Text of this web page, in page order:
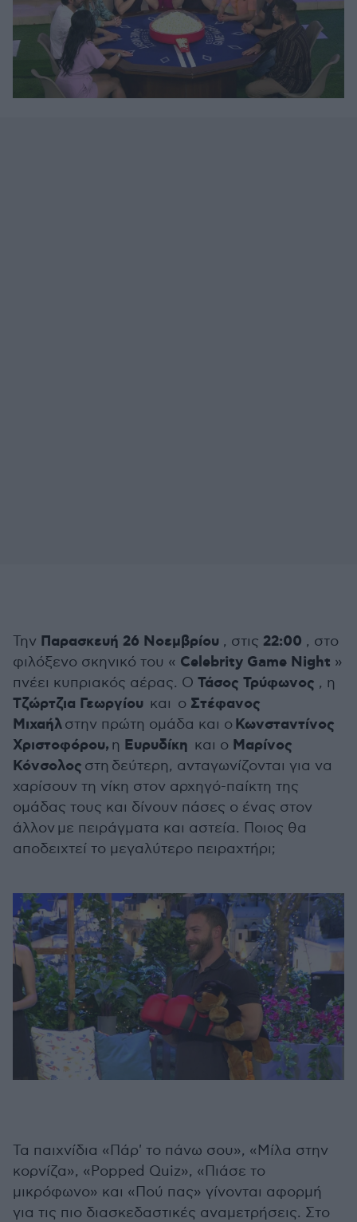
Την Παρασκευή 26 Νοεμβρίου , στις 22:00 , στο
φιλόξενο σκηνικό του « Celebrity Game Night »
πνέει κυπριακός αέρας. Ο Τάσος Τρύφωνος , η
Τζώρτζια Γεωργίου και ο Στέφανος
Μιχαήλστην πρώτη ομάδα και οΚωνσταντίνος
Χριστοφόρου, η Ευρυδίκη και ο Μαρίνος
Κόνσολος στη δεύτερη, ανταγωνίζονται για να
χαρίσουν τη νίκη στον αρχηγό-παίκτη της
ομάδας τους και δίνουν πάσες ο ένας στον
άλλον με πειράγματα και αστεία. Ποιος θα
αποδειχτεί το μεγαλύτερο πειραχτήρι;
Τα παιχνίδια «Πάρ' το πάνω σου», «Μίλα στην
κορνίζα», «Popped Quiz», «Πιάσε το
μικρόφωνο» και «Πού πας» γίνονται αφορμή
για τις πιο διασκεδαστικές αναμετρήσεις. Στο